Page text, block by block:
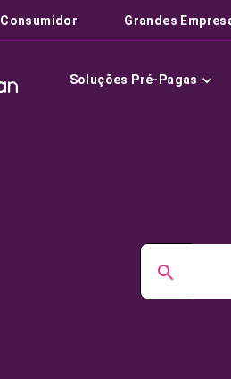
Consumidor Grandes
Soluções Pré-Pagas